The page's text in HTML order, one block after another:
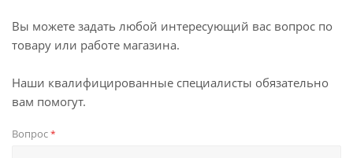
Вы можете задать любой интересующий вас вопрос по
товару или работе магазина.
Наши квалифицированные специалисты обязательно
вам помогут.
Вопрос*